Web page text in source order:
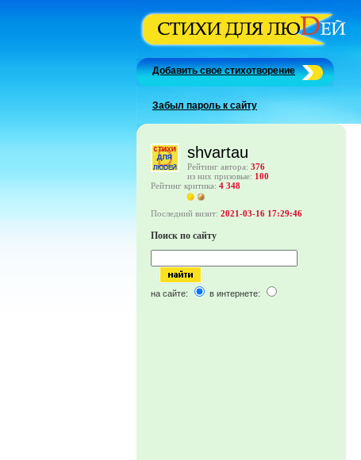
Добавить свое стихотворение
Забыл пароль к сайту
shvartau
Рейтинг автора: 376
из них призовые: 100
Рейтинг критика: 4 348
Последний визит: 2021-03-16 17:29:46
Поиск по сайту
на сайте: в интернете: